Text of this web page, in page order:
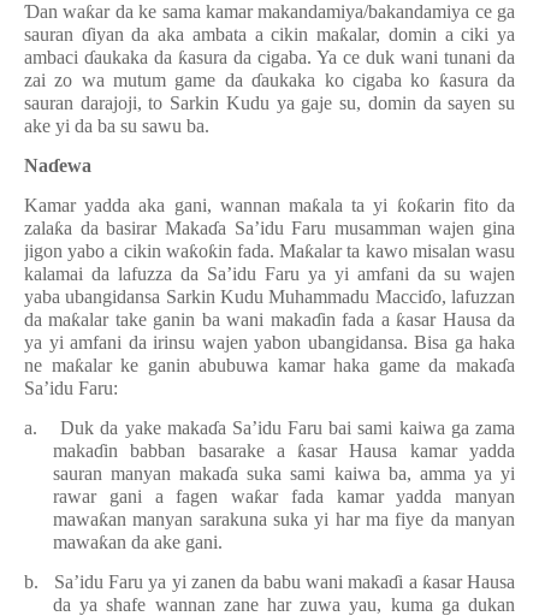
Ɗan waƙar da ke sama kamar makandamiya/bakandamiya ce ga
sauran ɗiyan da aka ambata a cikin maƙalar, domin a ciki ya
ambaci ɗaukaka da ƙasura da cigaba. Ya ce duk wani tunani da
zai zo wa mutum game daɗaukaka ko cigaba ko ƙasura da
sauran darajoji, to Sarkin Kudu ya gaje su, domin da sayen su
ake yi da ba su sawu ba.
Naɗewa
Kamar yadda aka gani, wannan maƙala ta yi ƙoƙarin fito da
zalaƙa da basirar Makaɗa Sa’idu Faru musamman wajen gina
jigon yabo a cikin waƙoƙin fada. Maƙalar ta kawo misalan wasu
kalamai da lafuzza da Sa’idu Faru ya yi amfani da su wajen
yaba ubangidansa Sarkin Kudu Muhammadu Macciɗo, lafuzzan
da maƙalar take ganin ba wani makaɗin fada a ƙasar Hausa da
ya yi amfani da irinsu wajen yabon ubangidansa. Bisa ga haka
ne maƙalar ke ganin abubuwa kamar haka game da makaɗa
Sa’idu Faru:
a.
Duk da yake makaɗa Sa’idu Faru bai sami kaiwa ga zama
makaɗin babban basarake a ƙasar Hausa kamar yadda
sauran manyan makaɗa suka sami kaiwa ba, amma ya yi
rawar gani a fagen waƙar fada kamar yadda manyan
mawaƙan manyan sarakuna suka yi har ma fiye da manyan
mawaƙan da ake gani.
b.
Sa’idu Faru ya yi zanen da babu wani makaɗi a ƙasar Hausa
da ya shafe wannan zane har zuwa yau, kuma ga dukan